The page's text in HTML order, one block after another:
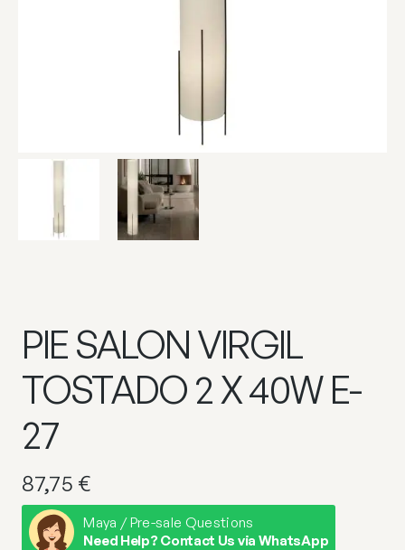
PIE SALON VIRGIL
TOSTADO 2 X 40W E-
27
87,75 €
Maya / Pre-sale Questions
Need Help? Contact Us via WhatsApp